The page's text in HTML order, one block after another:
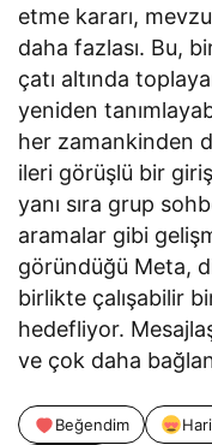
etme kararı,
daha fazlası. Bu,
çatı altında
yeniden
her zamankinden
ileri görüşlü bir
yanı sıra grup
aramalar gibi
göründüğü Meta,
birlikte çalışabilir
hedefliyor.
ve çok daha
Beğendim